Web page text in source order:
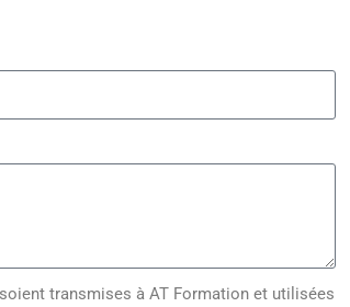
transmises à AT Formation et utilisées